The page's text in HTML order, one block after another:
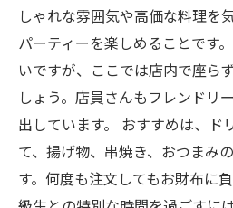
しゃれな雰囲気や高価な料理を
パーティーを楽しめることです
いですが、ここでは店内で座ら
しょう。店員さんもフレンドリ
出しています。 おすすめは、ド
て、揚げ物、串焼き、おつまみ
す。何度も注文してもお財布に